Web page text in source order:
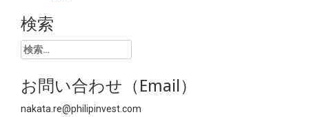
検索
検
索:
お問い合わせ（Email）
nakata.re@philipinvest.com